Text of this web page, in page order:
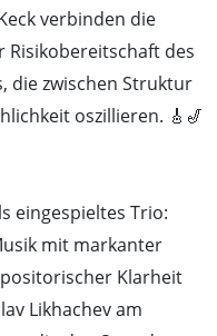
verbinden die
Risikobereitschaft des
die zwischen Struktur
oszillieren. 🎸🎷
eingespieltes Trio:
mit markanter
Klarheit
Likhachev am